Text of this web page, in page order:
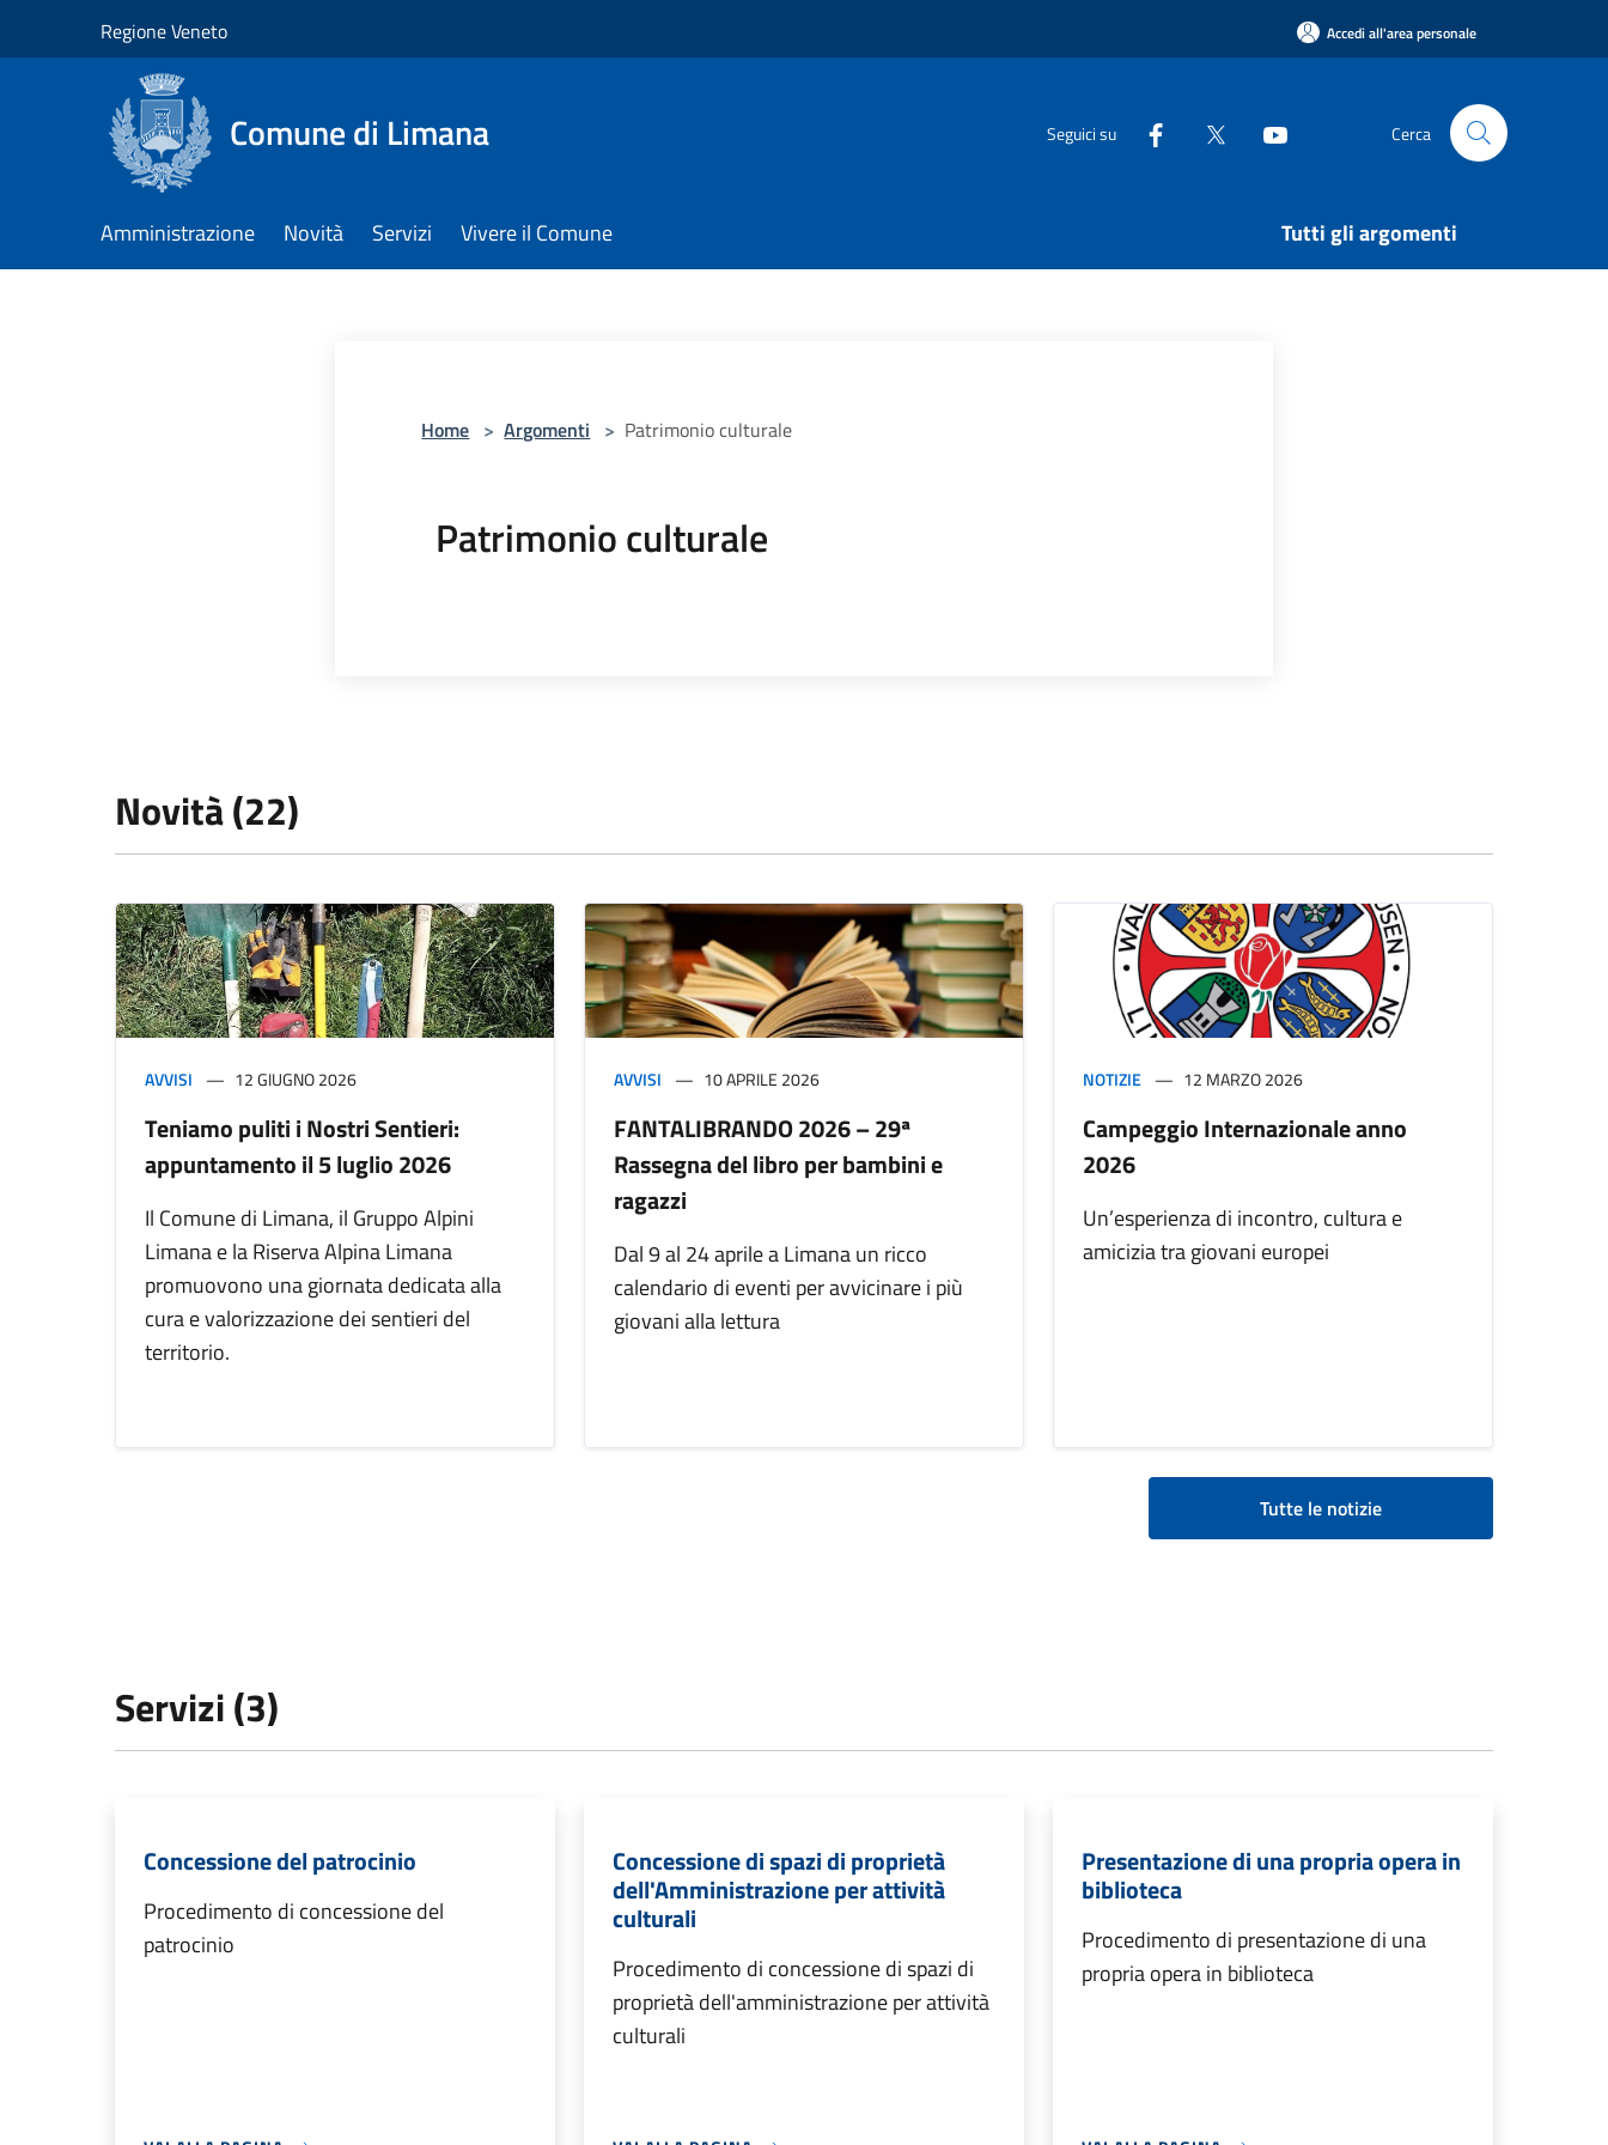
Regione Veneto Accedi all'area personale
Comune di Limana Seguici su Cerca
Amministrazione Novità Servizi Vivere il Comune Tutti gli argomenti
Home > Argomenti > Patrimonio culturale
Patrimonio culturale
Novità (22)
AVVISI 12 GIUGNO 2026
Teniamo puliti i Nostri Sentieri:
appuntamento il 5 luglio 2026
Il Comune di Limana, il Gruppo Alpini
Limana e la Riserva Alpina Limana
promuovono una giornata dedicata alla
cura e valorizzazione dei sentieri del
territorio.
AVVISI 10 APRILE 2026
FANTALIBRANDO 2026 – 29ª
Rassegna del libro per bambini e
ragazzi
Dal 9 al 24 aprile a Limana un ricco
calendario di eventi per avvicinare i più
giovani alla lettura
NOTIZIE 12 MARZO 2026
Campeggio Internazionale anno
2026
Un’esperienza di incontro, cultura e
amicizia tra giovani europei
Tutte le notizie
Servizi (3)
Concessione del patrocinio
Procedimento di concessione del
patrocinio
Concessione di spazi di proprietà
dell'Amministrazione per attività
culturali
Procedimento di concessione di spazi di
proprietà dell'amministrazione per attività
culturali
Presentazione di una propria opera in
biblioteca
Procedimento di presentazione di una
propria opera in biblioteca